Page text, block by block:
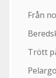
Från
Trött